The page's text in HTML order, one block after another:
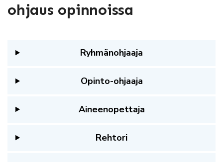
ohjaus opinnoissa
Ryhmänohjaaja
Opinto-ohjaaja
Aineenopettaja
Rehtori